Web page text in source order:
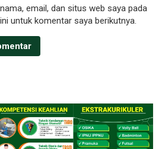
email, dan situs web saya pada
untuk komentar saya berikutnya.